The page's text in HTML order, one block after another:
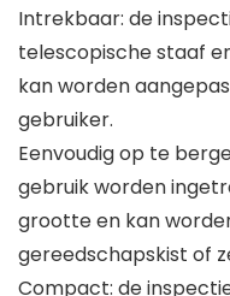
Intrekbaar: de
telescopische staaf
kan worden
gebruiker.
Eenvoudig op te
gebruik worden
grootte en kan
gereedschapskist of
Compact: de